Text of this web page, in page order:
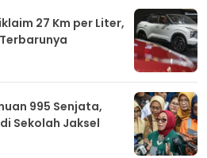
27 Km per Liter,
995 Senjata,
Sekolah Jaksel